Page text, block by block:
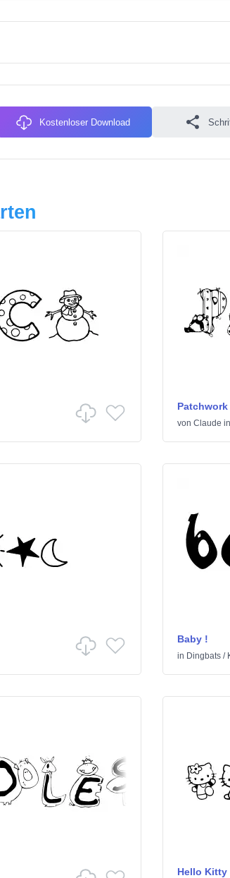
Kostenloser Download
Patchwork
von Claude in
Baby !
in Dingbats/
Hello Kitty